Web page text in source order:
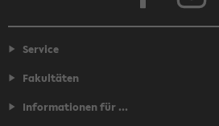
Service
Fakultäten
Informationen für ...